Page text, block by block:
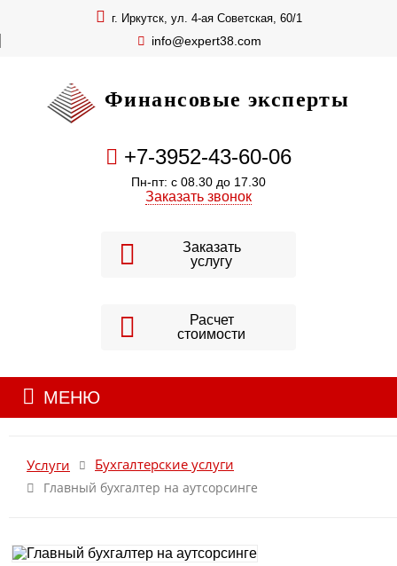
г. Иркутск, ул. 4-ая Советская, 60/1
info@expert38.com
Финансовые эксперты
+7-3952-43-60-06
Пн-пт: с 08.30 до 17.30
Заказать звонок
Заказать
услугу
Расчет
стоимости
МЕНЮ
Услуги Бухгалтерские услуги
Главный бухгалтер на аутсорсинге